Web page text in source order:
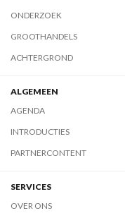
ONDERZOEK
GROOTHANDELS
ACHTERGROND
ALGEMEEN
AGENDA
INTRODUCTIES
PARTNERCONTENT
SERVICES
OVER ONS